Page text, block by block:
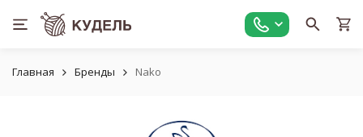
Главная Бренды Nako